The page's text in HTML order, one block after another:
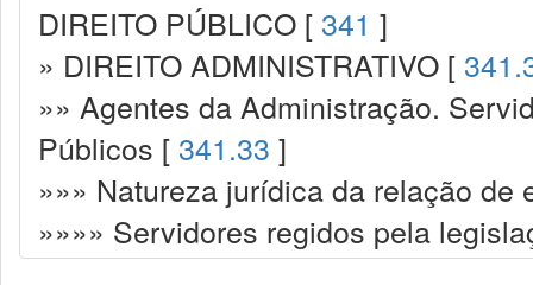
DIREITO PÚBLICO [ 341 ]
» DIREITO ADMINISTRATIVO [
»» Agentes da Administração.
Públicos [ 341.33 ]
»»» Natureza jurídica da relação
»»»» Servidores regidos pela